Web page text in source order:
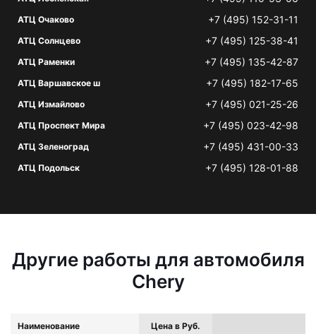
АТЦ Очаково +7 (495) 152-31-11
АТЦ Солнцево +7 (495) 125-38-41
АТЦ Раменки +7 (495) 135-42-87
АТЦ Варшавское ш +7 (495) 182-17-65
АТЦ Измайлово +7 (495) 021-25-26
АТЦ Проспект Мира +7 (495) 023-42-98
АТЦ Зеленоград +7 (495) 431-00-33
АТЦ Подольск +7 (495) 128-01-88
Другие работы для автомобиля
Chery
Наименование Цена в Руб.